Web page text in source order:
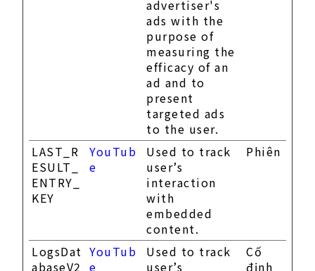
advertiser's
ads with the
purpose of
measuring the
efficacy of an
ad and to
present
targeted ads
to the user.
LAST_R
ESULT_
ENTRY_
KEY
YouTub
e
Used to track
user’s
interaction
with
embedded
content.
Phiên
LogsDat
abaseV2
YouTub
e
Used to track
user’s
Cố
định